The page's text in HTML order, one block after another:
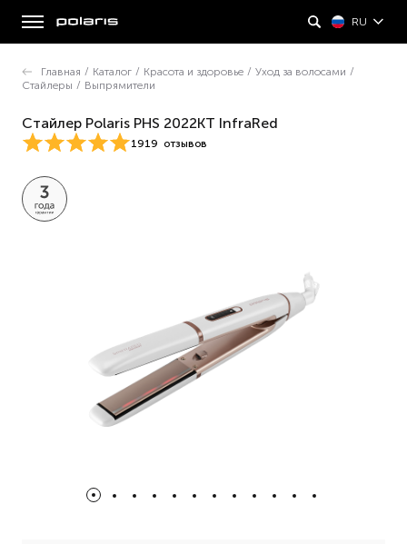
RU
Главная / Каталог / Красота и здоровье / Уход за волосами /
Стайлеры / Выпрямители
Стайлер Polaris PHS 2022KT InfraRed
1919 отзывов